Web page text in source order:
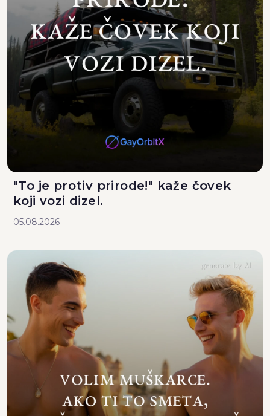
"To je protiv prirode!" kaže čovek
koji vozi dizel.
05.08.2026